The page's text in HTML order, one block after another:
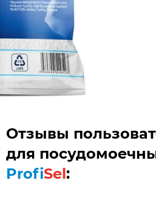
Отзывы
для
ProfiSel: